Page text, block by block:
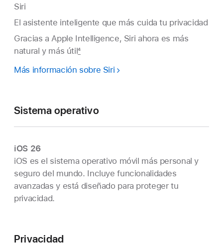
Siri
El asistente inteligente que más cuida tu privacidad
Gracias a Apple Intelligence, Siri ahora es más
natural y más útil4
Más información sobre Siri
Sistema operativo
iOS 26
iOS es el sistema operativo móvil más personal y
seguro del mundo. Incluye funcionalidades
avanzadas y está diseñado para proteger tu
privacidad.
Privacidad